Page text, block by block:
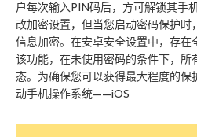
户每次输入PIN码后，方可解锁其手
改加密设置，但当您启动密码保护
信息加密。在安卓安全设置中，存在
该功能，在未使用密码的条件下，所
态。为确保您可以获得最大程度的保
动手机操作系统——iOS